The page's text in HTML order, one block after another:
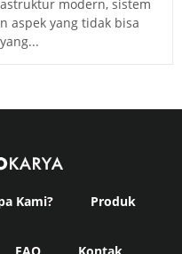
modern, sistem
aspek yang tidak bisa
Kami? Produk